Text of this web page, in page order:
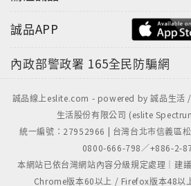
◎「連環問話術」──有技巧與精準
清楚。
◎「便利問話術」──讓對方說話不
誠品APP
內政部警政署 165全民防騙網
誠品線上eslite.com - powered by 誠品生活
生活股份有限公司 (eslite
統一編號：27952966 | 台灣台北市信義區
0800-666-798／+886-2-
本網站已依台灣網站內容分級規定處理｜建
Chrome版本60以上 / Firefox版本48以